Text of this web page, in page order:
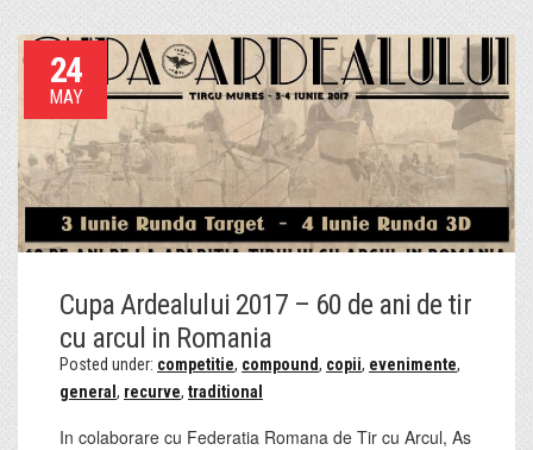
24
MAY
Cupa Ardealului 2017 – 60 de ani de tir
cu arcul in Romania
Posted under: competitie, compound, copii, evenimente,
general , recurve, traditional
In colaborare cu Federatia Romana de Tir cu Arcul, As